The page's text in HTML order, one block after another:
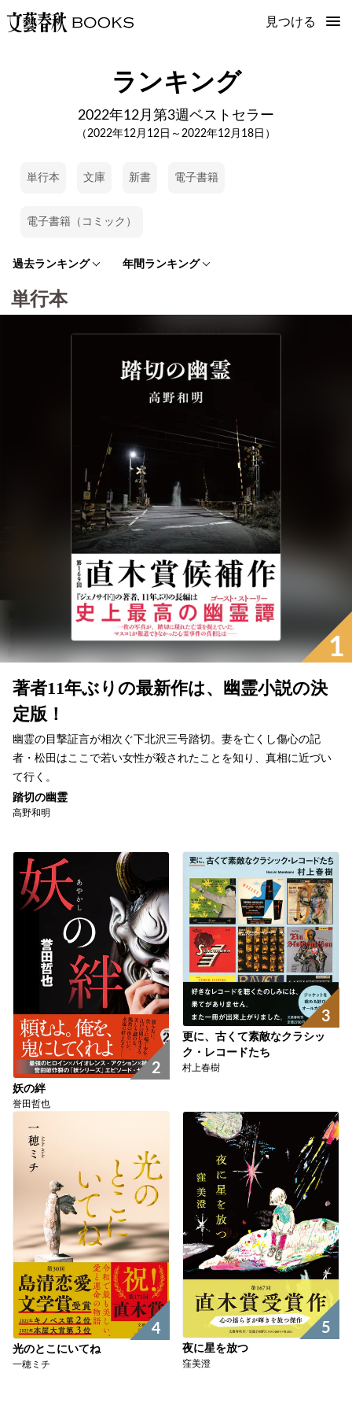
見つける
ランキング
2022年12月第3週ベストセラー
（2022年12月12日～2022年12月18日）
単行本 文庫 新書 電子書籍
電子書籍（コミック）
過去ランキング 年間ランキング
単行本
1
著者11年ぶりの最新作は、幽霊小説の決
定版！
幽霊の目撃証言が相次ぐ下北沢三号踏切。妻を亡くし傷心の記
者・松田はここで若い女性が殺されたことを知り、真相に近づい
て行く。
踏切の幽霊
高野和明
2
妖の絆
誉田哲也
3
更に、古くて素敵なクラシッ
ク・レコードたち
村上春樹
4
光のとこにいてね
一穂ミチ
5
夜に星を放つ
窪美澄